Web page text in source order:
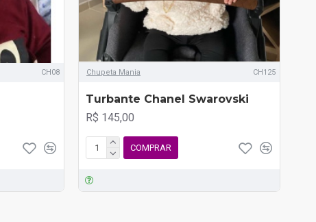
CH08 Chupeta Mania CH125
Turbante Chanel Swarovski
R$ 145,00
COMPRAR